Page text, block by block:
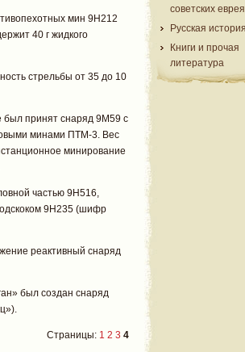
мин 9Н212
40 г жидкого
стрельбы от 35 до 10
был принят снаряд 9М59 с
минами ПТМ-3. Вес
минирование
частью 9Н516,
9Н235 (шифр
реактивный снаряд
был создан снаряд
Страницы: 1 2 3 4
советских
Русская история
Книги и прочая
литература